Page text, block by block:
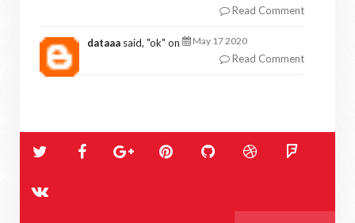
Read Comment
dataaa said, "ok" on May 17 2020
Read Comment